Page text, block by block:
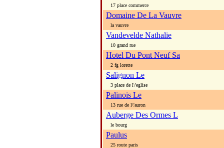
17 place commerce
Domaine De La Vauvre
la vauvre
Vandevelde Nathalie
10 grand rue
Hotel Du Pont Neuf Sa
2 fg lorette
Salignon Le
3 place de l\'eglise
Palinois Le
13 rue de l\'auron
Auberge Des Ormes L
le bourg
Paulus
25 route paris